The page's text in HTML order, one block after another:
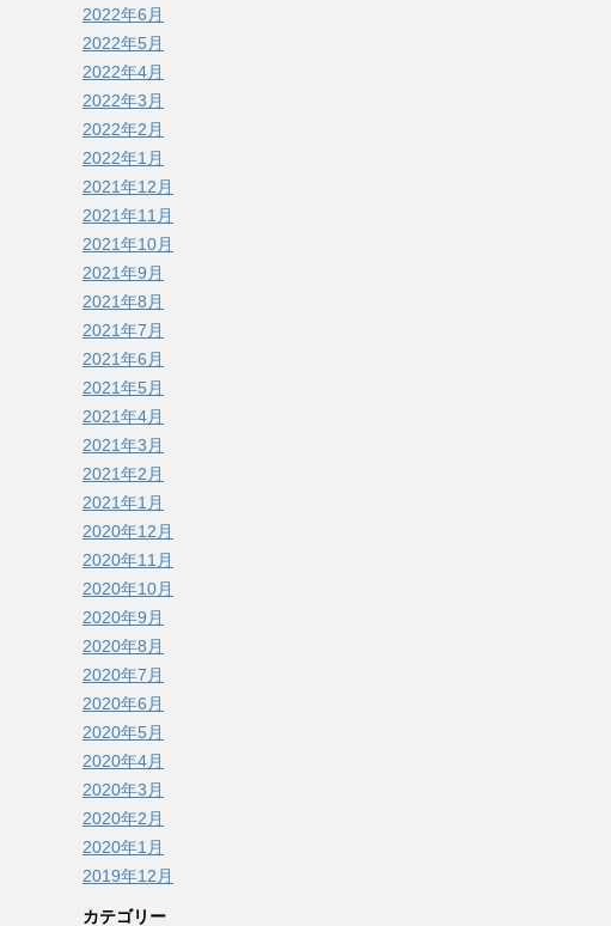
2022年6月
2022年5月
2022年4月
2022年3月
2022年2月
2022年1月
2021年12月
2021年11月
2021年10月
2021年9月
2021年8月
2021年7月
2021年6月
2021年5月
2021年4月
2021年3月
2021年2月
2021年1月
2020年12月
2020年11月
2020年10月
2020年9月
2020年8月
2020年7月
2020年6月
2020年5月
2020年4月
2020年3月
2020年2月
2020年1月
2019年12月
カテゴリー